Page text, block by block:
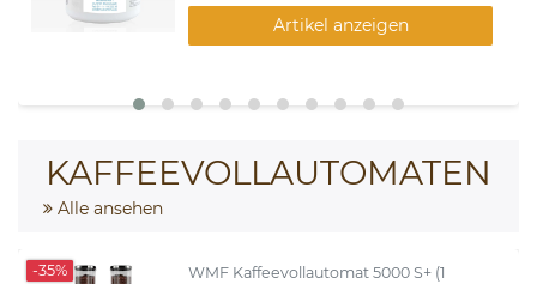
Artikel anzeigen
KAFFEEVOLLAUTOMATEN
Alle ansehen
-35%
WMF Kaffeevollautomat 5000 S+ (1